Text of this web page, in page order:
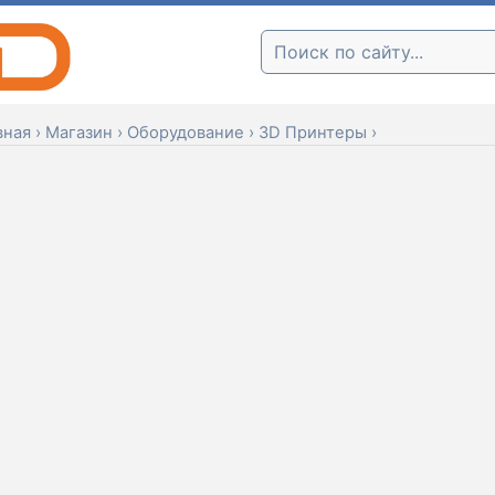
Поиск:
› Магазин › Оборудование › 3D Принтеры ›